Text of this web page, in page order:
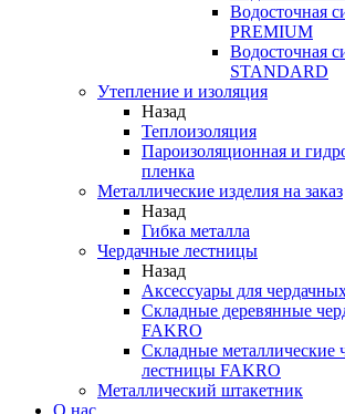
Водосточная
PREMIUM
Водосточная
STANDARD
Утепление и изоляция
Назад
Теплоизоляция
Пароизоляционная и
пленка
Металлические изделия на заказ
Назад
Гибка металла
Чердачные лестницы
Назад
Аксессуары для
Складные деревянные
FAKRO
Складные металлические
лестницы FAKRO
Металлический штакетник
О нас